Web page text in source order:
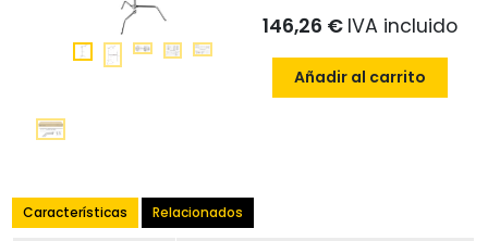
146,26 € IVA incluido
Añadir al carrito
Características Relacionados